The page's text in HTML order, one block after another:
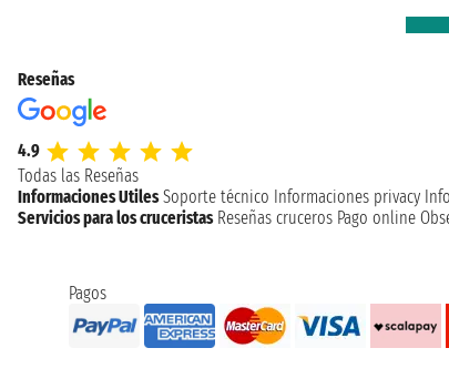
Reseñas
4.9
Todas las Reseñas
Informaciones Utiles Soporte técnico Informaciones privacy
Servicios para los cruceristas Reseñas cruceros Pago online
Pagos